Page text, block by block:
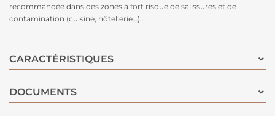
recommandée dans des zones à fort risque de salissures et de
contamination (cuisine, hôtellerie…) .
CARACTÉRISTIQUES
DOCUMENTS